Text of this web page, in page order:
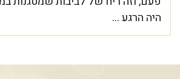
היה הרגע ...